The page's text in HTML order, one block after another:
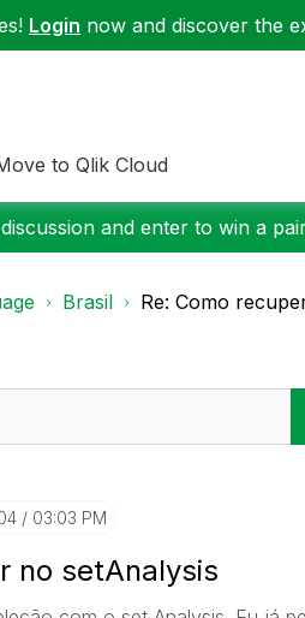
Login now and discover the
to Qlik Cloud
and enter to win a
Brasil Re: Como
03:03 PM
no setAnalysis